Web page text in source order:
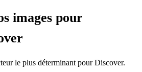
images pour
le plus déterminant pour Discover.